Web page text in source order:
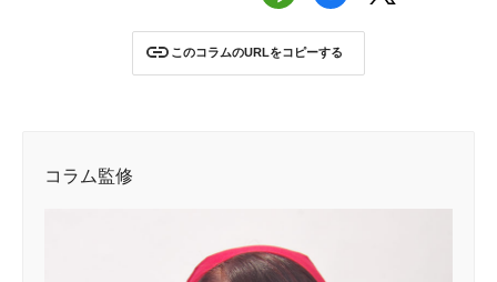
このコラムのURLをコピーする
コラム監修